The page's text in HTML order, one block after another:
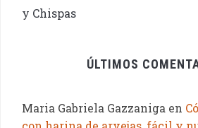
ÚLTIMOS
Maria Gabriela Gazzaniga en